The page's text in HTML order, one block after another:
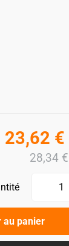
23,62 €
28,34 €
au panier